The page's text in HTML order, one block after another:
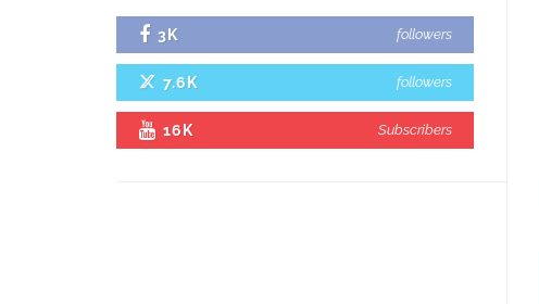
3K followers
7.6K followers
16K Subscribers